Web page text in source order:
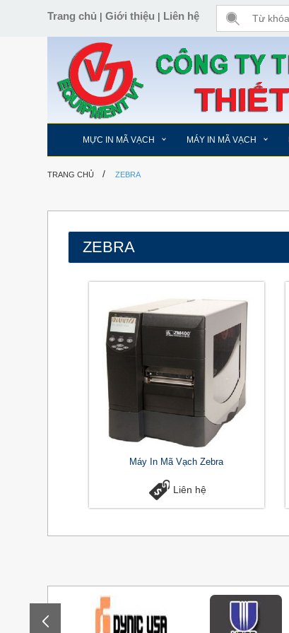
Trang chủ |Giới thiệu | Liên hệ
MỰC IN MÃ VẠCH MÁY IN MÃ VẠCH
TRANG CHỦ / ZEBRA
ZEBRA
Máy In Mã Vạch Zebra
Liên hệ